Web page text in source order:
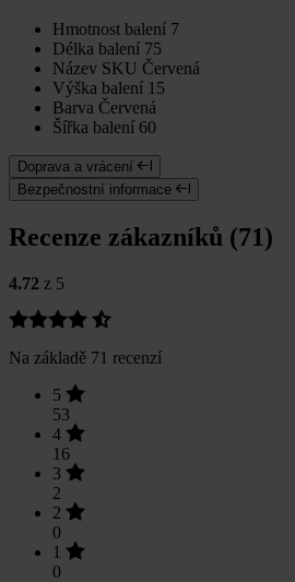
Hmotnost balení 7
Délka balení 75
Název SKU Červená
Výška balení 15
Barva Červená
Šířka balení 60
Doprava a vrácení
Bezpečnostní informace
Recenze zákazníků (71)
4.72 z 5
Na základě 71 recenzí
5
53
4
16
3
2
2
0
1
0